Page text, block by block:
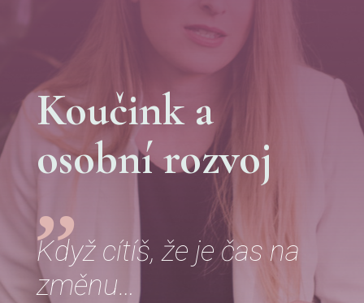
Koučink a
osobní rozvoj
,,
Když cítíš, že je čas na
změnu…